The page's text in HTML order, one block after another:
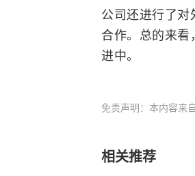
公司还进行了
合作。总的来
进中。
免责声明：本内容来
相关推荐